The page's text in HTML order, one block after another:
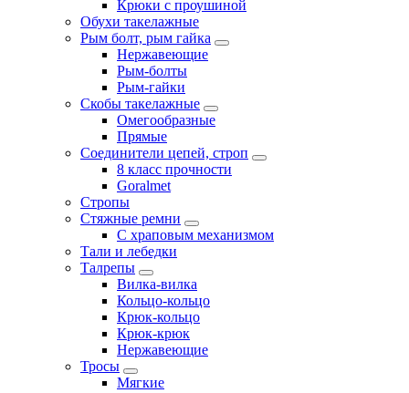
Крюки с проушиной
Обухи такелажные
Рым болт, рым гайка
Нержавеющие
Рым-болты
Рым-гайки
Скобы такелажные
Омегообразные
Прямые
Соединители цепей, строп
8 класс прочности
Goralmet
Стропы
Стяжные ремни
С храповым механизмом
Тали и лебедки
Талрепы
Вилка-вилка
Кольцо-кольцо
Крюк-кольцо
Крюк-крюк
Нержавеющие
Тросы
Мягкие